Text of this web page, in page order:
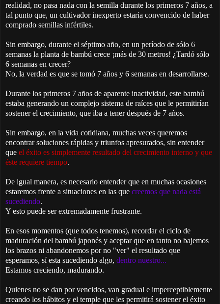
realidad, no pasa nada con la semilla durante los primeros 7 años, a
tal punto que, un cultivador inexperto estaría convencido de haber
comprado semillas infértiles.
Sin embargo, durante el séptimo año, en un período de sólo 6
semanas la planta de bambú crece ¡más de 30 metros! ¿Tardó sólo
6 semanas en crecer?
No, la verdad es que se tomó 7 años y 6 semanas en desarrollarse.
Durante los primeros 7 años de aparente inactividad, este bambú
estaba generando un complejo sistema de raíces que le permitirían
sostener el crecimiento, que iba a tener después de 7 años.
Sin embargo, en la vida cotidiana, muchas veces queremos
encontrar soluciones rápidas y triunfos apresurados, sin entender
que el éxito es simplemente resultado del crecimiento interno y que
éste requiere tiempo.
De igual manera, es necesario entender que en muchas ocasiones
estaremos frente a situaciones en las que creemos que nada está
sucediendo.
Y esto puede ser extremadamente frustrante.
En esos momentos (que todos tenemos), recordar el ciclo de
maduración del bambú japonés y aceptar que en tanto no bajemos
los brazos ni abandonemos por no "ver" el resultado que
esperamos, sí esta sucediendo algo, dentro nuestro...
Estamos creciendo, madurando.
Quienes no se dan por vencidos, van gradual e imperceptiblemente
creando los hábitos y el temple que les permitirá sostener el éxito